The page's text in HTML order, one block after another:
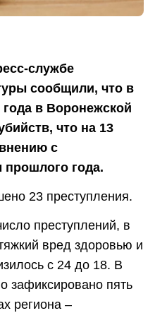
службе
сообщили, что в
в Воронежской
что на 13
с
года.
23 преступления.
преступлений, в
вред здоровью и
с 24 до 18. В
зафиксировано пять
региона –